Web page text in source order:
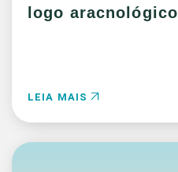
logo aracnológico
LEIA MAIS